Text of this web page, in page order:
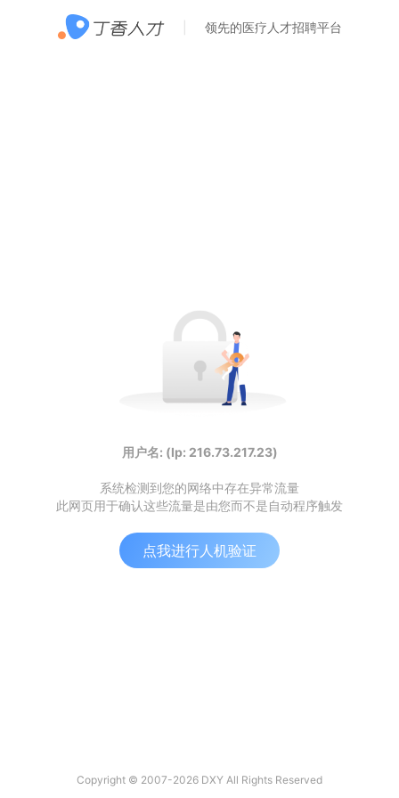
领先的医疗人才招聘平台
用户名: (Ip: 216.73.217.23)
系统检测到您的网络中存在异常流量
此网页用于确认这些流量是由您而不是自动程序触发
点我进行人机验证
Copyright © 2007-2026 DXY All Rights Reserved